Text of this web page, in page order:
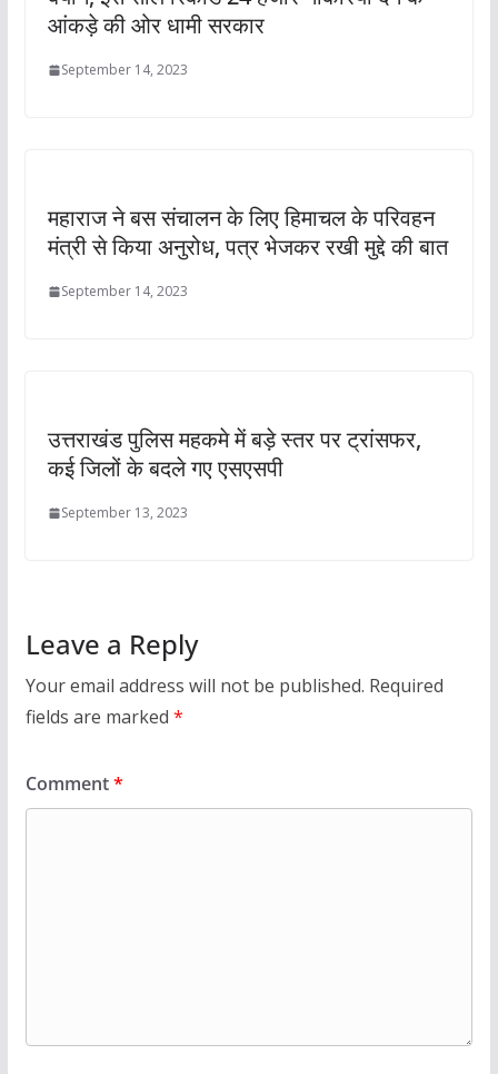
आंकड़े की ओर धामी सरकार
September 14, 2023
महाराज ने बस संचालन के लिए हिमाचल के परिवहन
मंत्री से किया अनुरोध, पत्र भेजकर रखी मुद्दे की बात
September 14, 2023
उत्तराखंड पुलिस महकमे में बड़े स्तर पर ट्रांसफर,
कई जिलों के बदले गए एसएसपी
September 13, 2023
Leave a Reply
Your email address will not be published. Required
fields are marked *
Comment*